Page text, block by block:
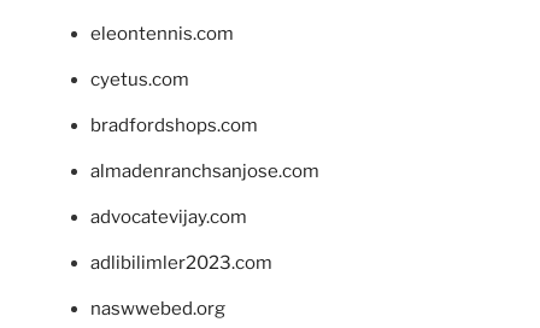
eleontennis.com
cyetus.com
bradfordshops.com
almadenranchsanjose.com
advocatevijay.com
adlibilimler2023.com
naswwebed.org